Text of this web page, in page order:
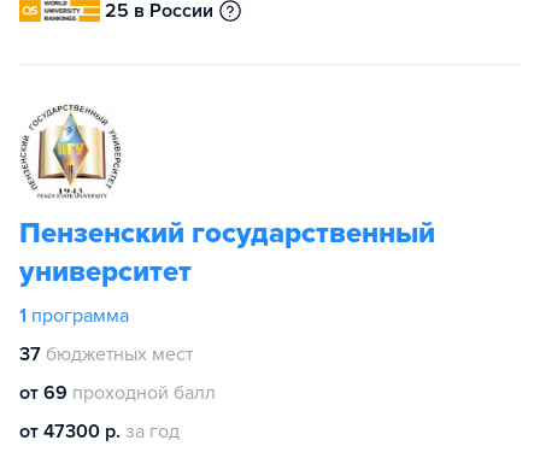
25 в России
Пензенский государственный
университет
1 программа
37 бюджетных мест
от 69 проходной балл
от 47300 р. за год